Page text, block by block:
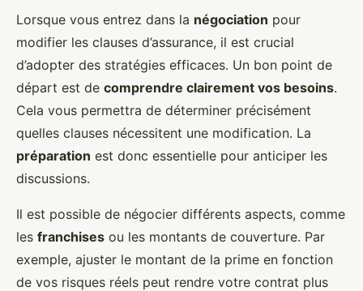
Lorsque vous entrez dans la négociation pour
modifier les clauses d’assurance, il est crucial
d’adopter des stratégies efficaces. Un bon point de
départ est de comprendre clairement vos besoins.
Cela vous permettra de déterminer précisément
quelles clauses nécessitent une modification. La
préparation est donc essentielle pour anticiper les
discussions.
Il est possible de négocier différents aspects, comme
les franchises ou les montants de couverture. Par
exemple, ajuster le montant de la prime en fonction
de vos risques réels peut rendre votre contrat plus